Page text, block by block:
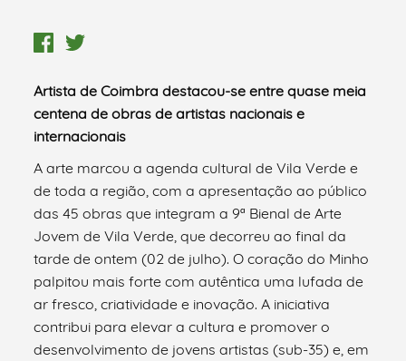
Artista de Coimbra destacou-se entre quase meia
centena de obras de artistas nacionais e
internacionais
A arte marcou a agenda cultural de Vila Verde e
de toda a região, com a apresentação ao público
das 45 obras que integram a 9ª Bienal de Arte
Jovem de Vila Verde, que decorreu ao final da
tarde de ontem (02 de julho). O coração do Minho
palpitou mais forte com autêntica uma lufada de
ar fresco, criatividade e inovação. A iniciativa
contribui para elevar a cultura e promover o
desenvolvimento de jovens artistas (sub-35) e, em